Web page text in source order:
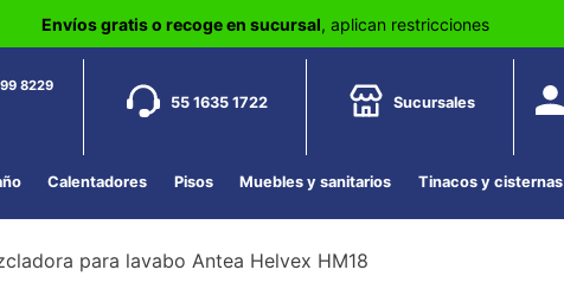
Envíos gratis o recoge en sucursal, aplican restricciones
8229
55 1635 1722 Sucursales
Calentadores Pisos Muebles y sanitarios Tinacos y cisternas
para lavabo Antea Helvex HM18